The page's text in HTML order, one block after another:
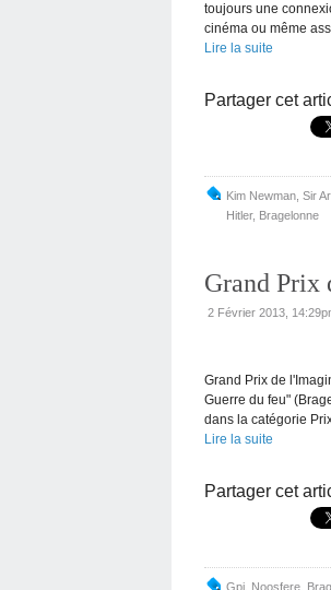
toujours une
cinéma ou même
Lire la suite
Partager cet
Kim Newman Sir
Hitler, Bragelonne
Grand Prix
2 Février 2013,
Grand Prix de
Guerre du feu"
dans la catégorie
Lire la suite
Partager cet
Gpi Noosfere